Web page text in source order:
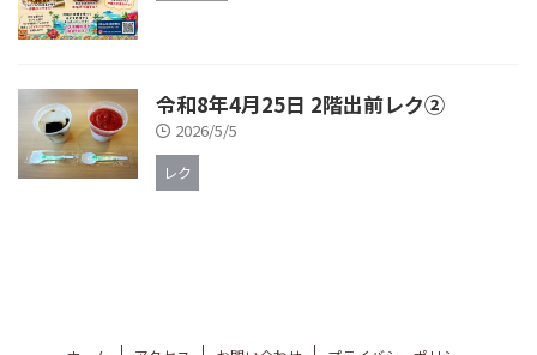
令和8年4月25日 2階出前レク②
2026/5/5
レク